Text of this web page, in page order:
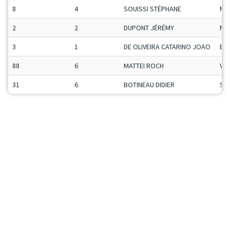
8 4 SOUISSI STÉPHANE
2 2 DUPONT JÉRÉMY
3 1 DE OLIVEIRA CATARINO JOAO ET
88 6 MATTEI ROCH Vet
31 6 BOTINEAU DIDIER